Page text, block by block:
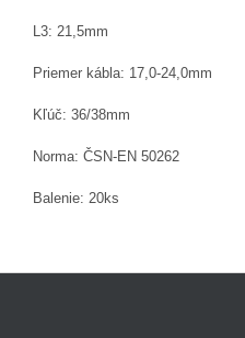
L3: 21,5mm
Priemer kábla: 17,0-24,0mm
Kľúč: 36/38mm
Norma: ČSN-EN 50262
Balenie: 20ks